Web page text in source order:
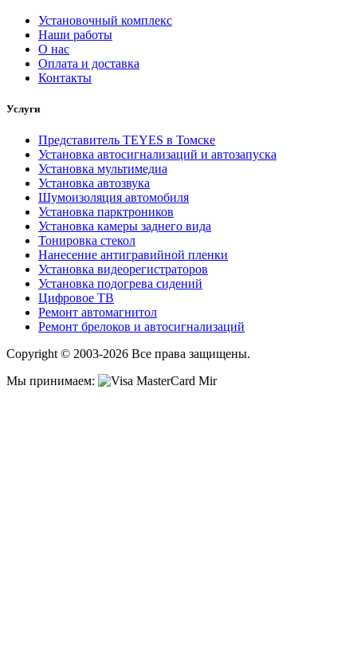
Установочный комплекс
Наши работы
О нас
Оплата и доставка
Контакты
Услуги
Представитель TEYES в Томске
Установка автосигнализаций и автозапуска
Установка мультимедиа
Установка автозвука
Шумоизоляция автомобиля
Установка парктроников
Установка камеры заднего вида
Тонировка стекол
Нанесение антигравийной пленки
Установка видеорегистраторов
Установка подогрева сидений
Цифровое ТВ
Ремонт автомагнитол
Ремонт брелоков и автосигнализаций
Copyright © 2003-2026 Все права защищены.
Мы принимаем: